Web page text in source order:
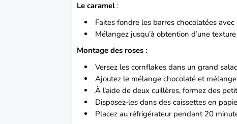
Le caramel :
Faites fondre les barres chocolatées
Mélangez jusqu’à obtention d’une
Montage des roses :
Versez les cornflakes dans un grand
Ajoutez le mélange chocolaté et
À l’aide de deux cuillères, formez des
Disposez-les dans des caissettes en
Placez au réfrigérateur pendant 20